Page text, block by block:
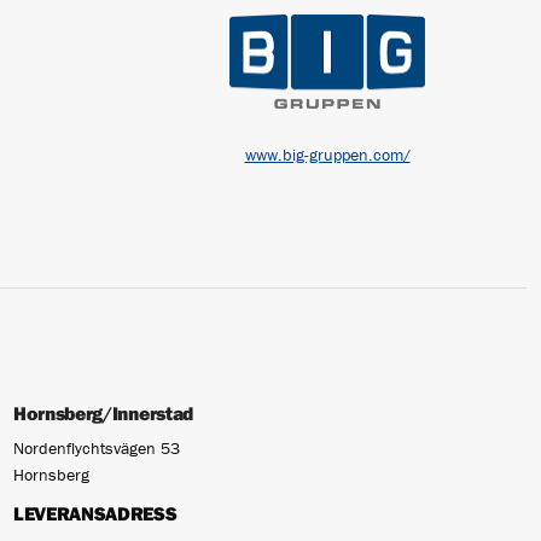
www.big-gruppen.com/
Hornsberg/Innerstad
Nordenflychtsvägen 53
Hornsberg
LEVERANSADRESS